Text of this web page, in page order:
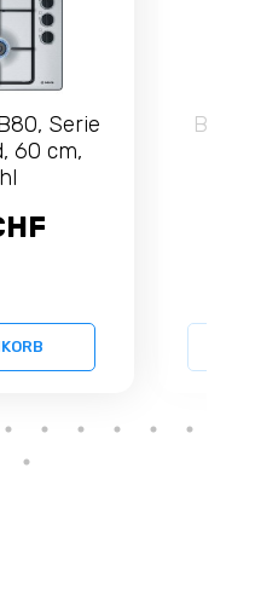
Serie
60 cm,